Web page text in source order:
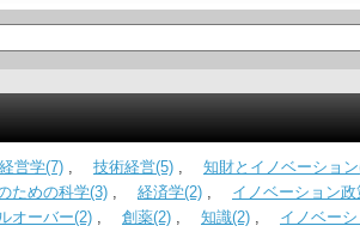
経営学(7) , 技術経営(5) , 知財とイノベーショ
ための科学(3) , 経済学(2) , イノベーション政
オーバー(2) , 創薬(2) , 知識(2) , イノベー